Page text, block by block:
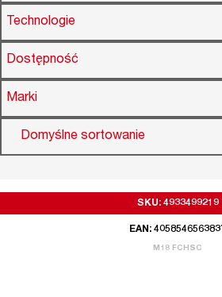
Technologie
Dostępność
Marki
Domyślne sortowanie
SKU: 4933499219
EAN:
M18 FCHSC